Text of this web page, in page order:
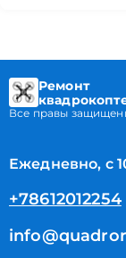
Ремонт
Все правы
Ежедневно, с
+78612012254